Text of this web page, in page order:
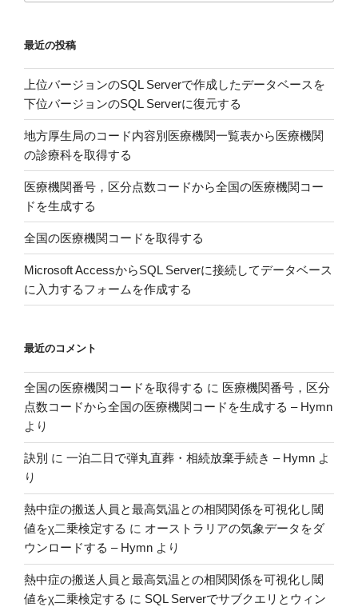
ト
ー
ル
す
る”
の
最近の投稿
上位バージョンのSQL Serverで作成したデータベースを
下位バージョンのSQL Serverに復元する
地方厚生局のコード内容別医療機関一覧表から医療機関
の診療科を取得する
医療機関番号，区分点数コードから全国の医療機関コー
ドを生成する
全国の医療機関コードを取得する
Microsoft AccessからSQL Serverに接続してデータベース
に入力するフォームを作成する
最近のコメント
全国の医療機関コードを取得する に 医療機関番号，区分
点数コードから全国の医療機関コードを生成する – Hymn
より
訣別 に 一泊二日で弾丸直葬・相続放棄手続き – Hymn よ
り
熱中症の搬送人員と最高気温との相関関係を可視化し閾
値をχ二乗検定する に オーストラリアの気象データをダ
ウンロードする – Hymn より
熱中症の搬送人員と最高気温との相関関係を可視化し閾
値をχ二乗検定する に SQL Serverでサブクエリとウィン